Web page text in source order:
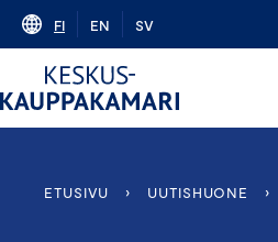
Skip
content
FI EN SV
ETUSIVU › UUTISHUONE ›